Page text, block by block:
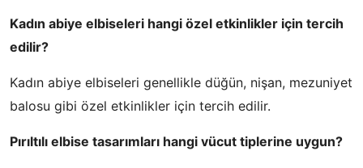
Kadın abiye elbiseleri hangi özel etkinlikler için tercih
edilir?
Kadın abiye elbiseleri genellikle düğün, nişan, mezuniyet
balosu gibi özel etkinlikler için tercih edilir.
Pırıltılı elbise tasarımları hangi vücut tiplerine uygun?